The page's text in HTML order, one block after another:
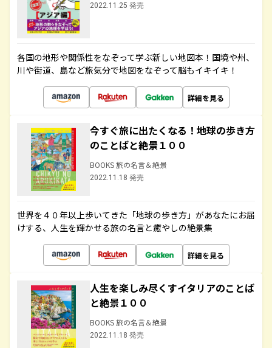
2022.11.25 発売
各国の地形や関係性をなぞって学ぶ新しい地図本！国境や州、
川や街道、島など旅気分で地図をなぞって脳もイキイキ！
詳細を見る
今すぐ旅に出たくなる！地球の歩き方
のことばと絶景１００
BOOKS 旅の名言＆絶景
2022.11.18 発売
世界を４０年以上歩いてきた「地球の歩き方」があなたにお届
けする、人生を輝かせる旅の名言と癒やしの絶景集
詳細を見る
人生を楽しみ尽くすイタリアのことば
と絶景１００
BOOKS 旅の名言＆絶景
2022.11.18 発売